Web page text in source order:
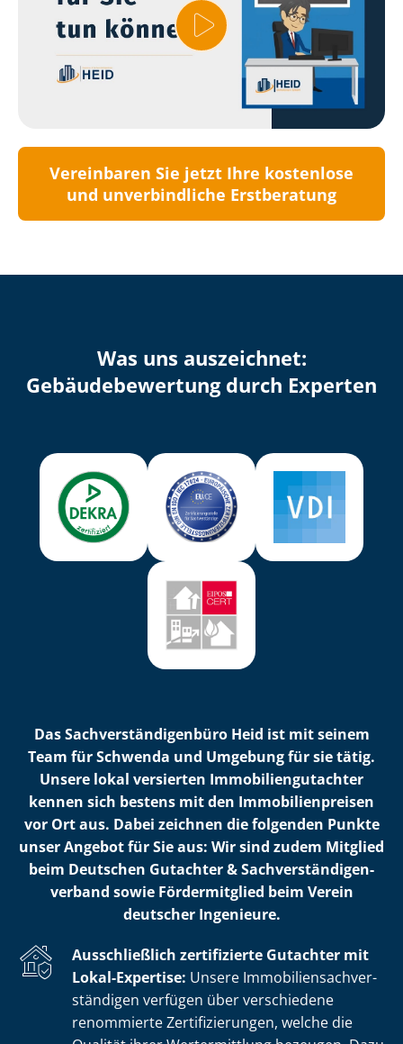
Vereinbaren Sie jetzt Ihre kostenlose
und unverbindliche Erstberatung
Was uns auszeichnet:
Ge­bäu­de­be­wer­tung durch Experten
Das Sach­ver­stän­di­gen­bü­ro Heid ist mit seinem
Team für Schwenda und Umgebung für sie tätig.
Unsere lokal versierten Im­mo­bi­li­en­gut­ach­ter
kennen sich bestens mit den Im­mo­bi­li­en­prei­sen
vor Ort aus. Dabei zeichnen die folgenden Punkte
unser Angebot für Sie aus: Wir sind zudem Mitglied
beim Deutschen Gutachter & Sach­ver­stän­di­gen­
ver­band sowie Fördermitglied beim Verein
deutscher Ingenieure.
Ausschließlich zertifizierte Gutachter mit
Lokal-Expertise: Unsere Im­mo­bi­li­en­sach­ver­
stän­di­gen verfügen über verschiedene
renommierte Zer­ti­fi­zie­run­gen, welche die